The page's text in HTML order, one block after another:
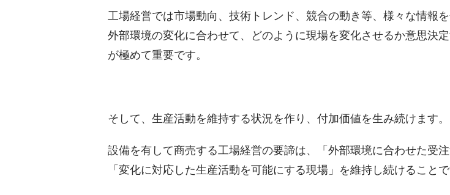
工場経営では市場動向、技術トレンド、競合の動き等、様々な情報を
外部環境の変化に合わせて、どのように現場を変化させるか意思決
が極めて重要です。
そして、生産活動を維持する状況を作り、付加価値を生み続けます。
設備を有して商売する工場経営の要諦は、「外部環境に合わせた受
「変化に対応した生産活動を可能にする現場」を維持し続けることで